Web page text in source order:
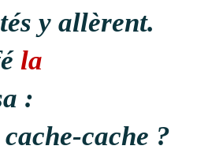
y allèrent.
la
:
cache ?